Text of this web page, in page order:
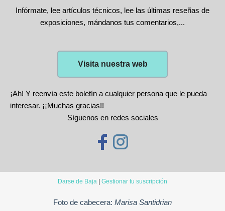
Infórmate, lee artículos técnicos, lee las últimas reseñas de
exposiciones, mándanos tus comentarios,...
Visita nuestra web
¡Ah! Y reenvía este boletín a cualquier persona que le pueda
interesar. ¡¡Muchas gracias!!
Síguenos en redes sociales
Darse de Baja Gestionar tu suscripción
Foto de cabecera: Marisa Santidrian